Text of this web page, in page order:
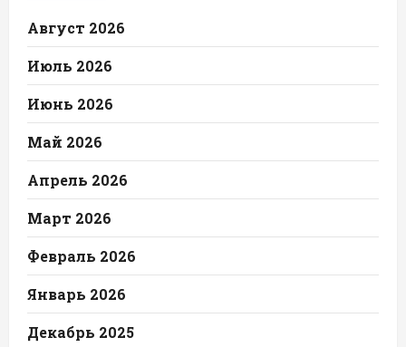
Август 2026
Июль 2026
Июнь 2026
Май 2026
Апрель 2026
Март 2026
Февраль 2026
Январь 2026
Декабрь 2025